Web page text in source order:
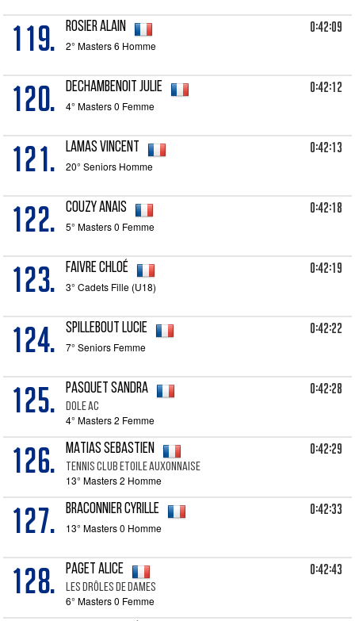
119. ROSIER Alain
2° Masters 6 Homme
0:42:09
120. DECHAMBENOIT Julie
4° Masters 0 Femme
0:42:12
121. LAMAS Vincent
20° Seniors Homme
0:42:13
122. COUZY Anais
5° Masters 0 Femme
0:42:18
123. FAIVRE Chloé
3° Cadets Fille (U18)
0:42:19
124. SPILLEBOUT Lucie
7° Seniors Femme
0:42:22
125. PASQUET Sandra
DOLE AC
4° Masters 2 Femme
0:42:28
126. MATIAS Sebastien
Tennis Club Etoile Auxonnaise
13° Masters 2 Homme
0:42:29
127. BRACONNIER Cyrille
13° Masters 0 Homme
0:42:33
128. PAGET Alice
Les drôles de dames
6° Masters 0 Femme
0:42:43